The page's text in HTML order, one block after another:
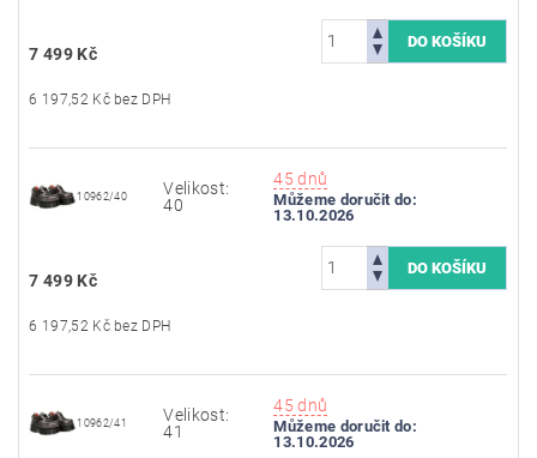
7 499 Kč
6 197,52 Kč bez DPH
10962/40
Velikost:
40
45 dnů
Můžeme doručit do:
13.10.2026
7 499 Kč
6 197,52 Kč bez DPH
10962/41
Velikost:
41
45 dnů
Můžeme doručit do:
13.10.2026